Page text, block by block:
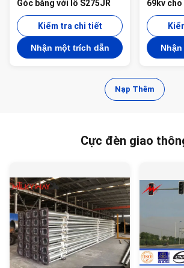
Góc bằng với lỗ S275JR
Kiểm tra chi tiết
Nhận một trích dẫn
69kv
điện
Nạp Thêm
Cực đèn giao